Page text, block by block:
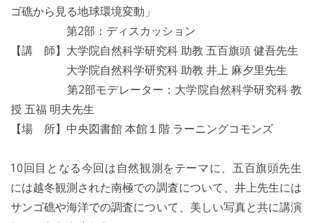
ゴ礁から見る地球環境変動」
第2部：ディスカッション
【講 師】大学院自然科学研究科 助教 五百旗頭 健吾先生
大学院自然科学研究科 助教 井上 麻夕里先生
第2部モデレーター：大学院自然科学研究科 教
授 五福 明夫先生
【場 所】中央図書館 本館１階 ラーニングコモンズ
10回目となる今回は自然観測をテーマに、五百旗頭先生
には越冬観測された南極での調査について、井上先生には
サンゴ礁や海洋での調査について、美しい写真と共に講演